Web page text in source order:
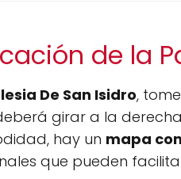
de la
De San Isidro,
girar a la
hay un mapa
que pueden